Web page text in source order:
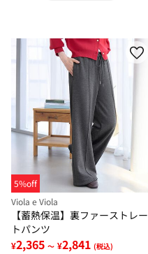
5%off
Viola e Viola
【蓄熱保温】裏ファーストレー
トパンツ
¥2,365 ～ ¥2,841 (税込)